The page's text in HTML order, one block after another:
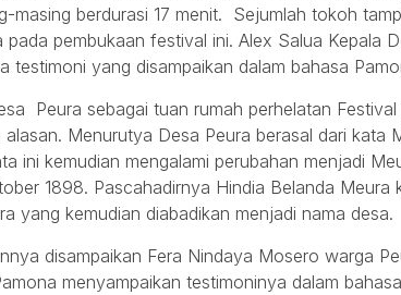
masing berdurasi 17 menit. Sejumlah tokoh
pada pembukaan festival ini. Alex Salua Kepala
testimoni yang disampaikan dalam bahasa
Peura sebagai tuan rumah perhelatan
Menurutya Desa Peura berasal dari kata
ini kemudian mengalami perubahan menjadi
1898. Pascahadirnya Hindia Belanda Meura
yang kemudian diabadikan menjadi nama desa.
disampaikan Fera Nindaya Mosero warga
menyampaikan testimoninya dalam